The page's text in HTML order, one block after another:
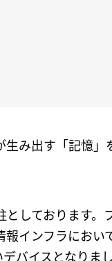
み出す「記憶」
しております。
インフラにおい
バイスとなりまし